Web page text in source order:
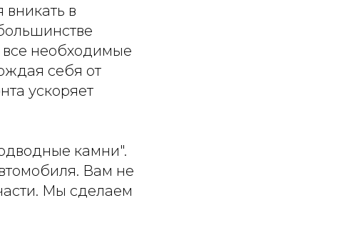
в
все необходимые
себя от
ускоряет
камни".
Вам не
Мы сделаем